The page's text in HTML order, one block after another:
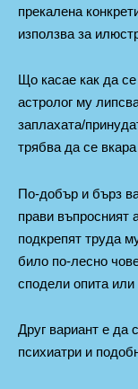
прекалена
използва за
Що касае как да
астролог му
заплахата/
трябва да се
По-добър и бърз
прави въпросният
подкрепят труда
било по-лесно
сподели опита или
Друг вариант е да
психиатри и